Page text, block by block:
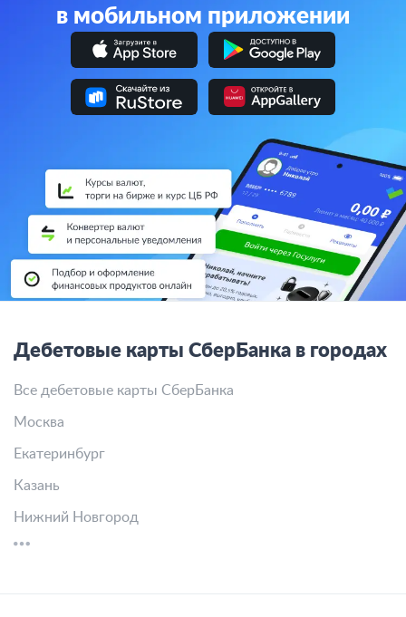
в мобильном приложении
Дебетовые карты СберБанка в городах
Все дебетовые карты СберБанка
Москва
Екатеринбург
Казань
Нижний Новгород